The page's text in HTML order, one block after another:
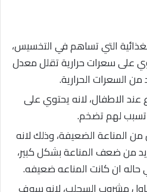
التي تساهم في التخسيس،
على سعرات حرارية تقلل معدل
السعرات الحرارية.
الاطفال، لانه يحتوي على
تسبب لهم تضخم.
المناعة الضعيفة، وذلك لانه
من ضعف المناعة بشكل كبير،
حاله ان كانت المناعه ضعيفه.